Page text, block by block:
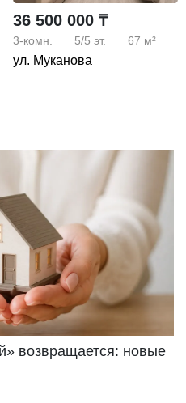
36 500 000 ₸
3-комн. 5/5 эт. 67 м²
ул. Муканова
возвращается: новые